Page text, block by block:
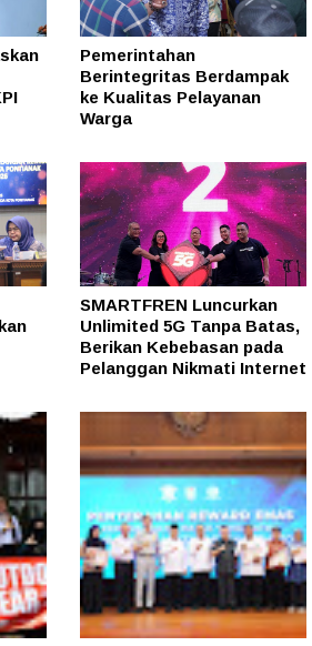
Pemerintahan
Berintegritas Berdampak
ke Kualitas Pelayanan
Warga
SMARTFREN Luncurkan
Unlimited 5G Tanpa Batas,
Berikan Kebebasan pada
Pelanggan Nikmati Internet